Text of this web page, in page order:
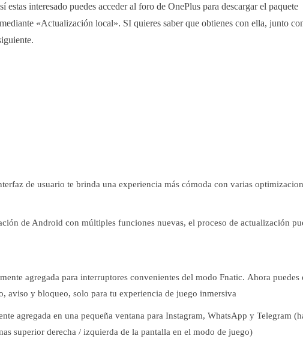
estas interesado puedes acceder al foro de OnePlus para descargar el paquete
«Actualización local». SI quieres saber que obtienes con ella, junto
de usuario te brinda una experiencia más cómoda con varias
de Android con múltiples funciones nuevas, el proceso de actualización
agregada para interruptores convenientes del modo Fnatic. Ahora puedes
aviso y bloqueo, solo para tu experiencia de juego inmersiva
agregada en una pequeña ventana para Instagram, WhatsApp y Telegram
superior derecha / izquierda de la pantalla en el modo de juego)